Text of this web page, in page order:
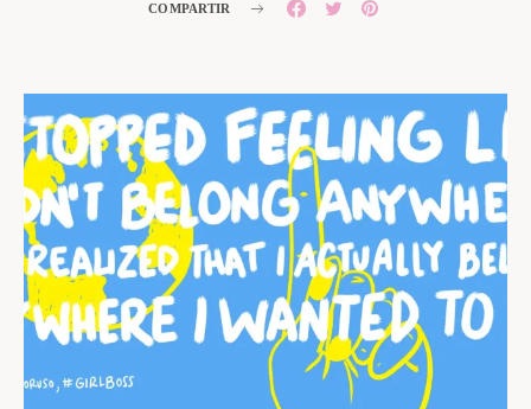
COMPARTIR